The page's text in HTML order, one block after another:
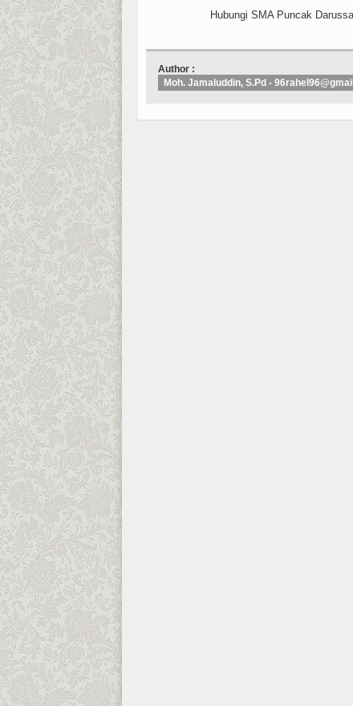
Hubungi SMA Puncak
Author :
Moh. Jamaluddin, S.Pd -